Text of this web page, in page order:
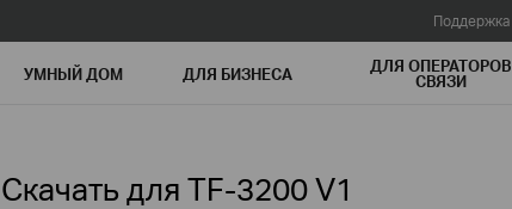
Поддержка
УМНЫЙ ДОМ ДЛЯ БИЗНЕСА ДЛЯ ОПЕРАТОРОВ
СВЯЗИ
Скачать для TF-3200V1